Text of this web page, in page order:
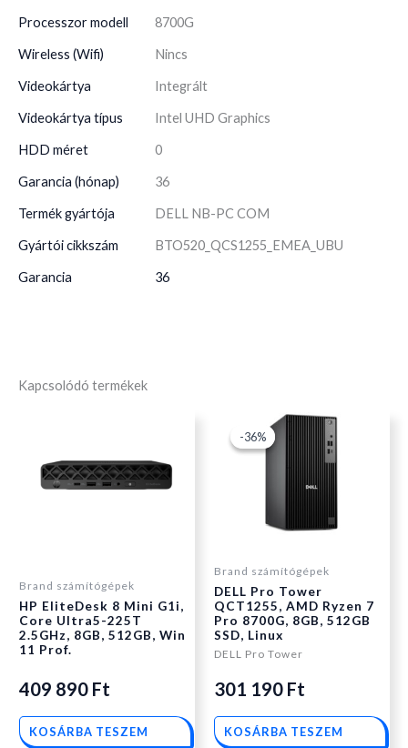
Processzor modell 8700G
Wireless (Wifi) Nincs
Videokártya Integrált
Videokártya típus Intel UHD Graphics
HDD méret 0
Garancia (hónap) 36
Termék gyártója DELL NB-PC COM
Gyártói cikkszám BTO520_QCS1255_EMEA_UBU
Garancia 36
Kapcsolódó termékek
Brand számítógépek
HP EliteDesk 8 Mini G1i,
Core Ultra5-225T
2.5GHz, 8GB, 512GB, Win
11 Prof.
409 890 Ft
KOSÁRBA TESZEM
-36%
-36%
Brand számítógépek
DELL Pro Tower
QCT1255, AMD Ryzen 7
Pro 8700G, 8GB, 512GB
SSD, Linux
DELL Pro Tower
Original
469
190 Ft.
301 190 Ft
Current
price
301
KOSÁRBA TESZEM